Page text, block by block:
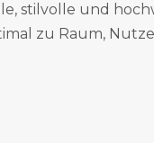
stilvolle und
zu Raum,